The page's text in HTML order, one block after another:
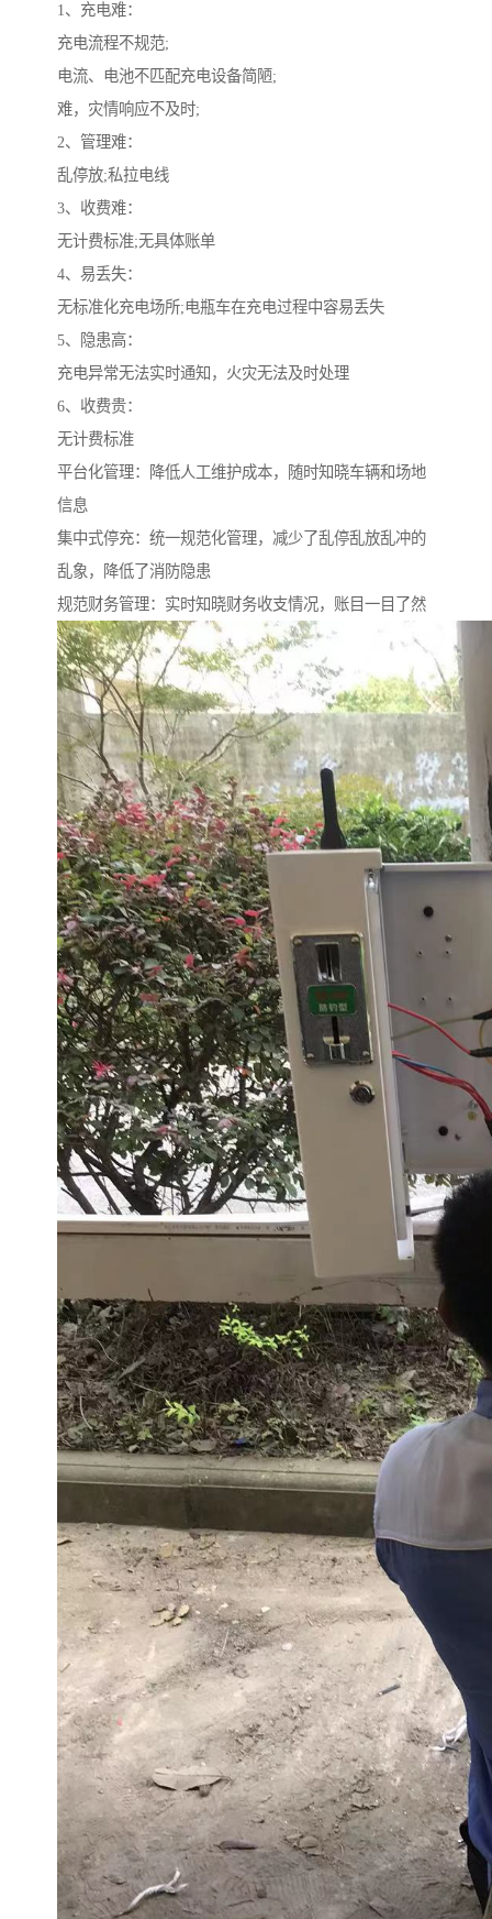
1、充电难：
充电流程不规范;
电流、电池不匹配充电设备简陋;
难，灾情响应不及时;
2、管理难：
乱停放;私拉电线
3、收费难：
无计费标准;无具体账单
4、易丢失：
无标准化充电场所;电瓶车在充电过程中容易丢失
5、隐患高：
充电异常无法实时通知，火灾无法及时处理
6、收费贵：
无计费标准
平台化管理：降低人工维护成本，随时知晓车辆和场地
信息
集中式停充：统一规范化管理，减少了乱停乱放乱冲的
乱象，降低了消防隐患
规范财务管理：实时知晓财务收支情况，账目一目了然